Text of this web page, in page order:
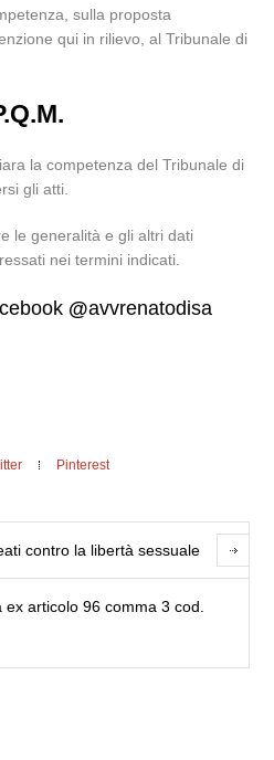
sulla proposta
qui in rilievo, al Tribunale di
la competenza del Tribunale di
gli atti.
le generalità e gli altri dati
nei termini indicati.
@avvrenatodisa
Pinterest
contro la libertà sessuale
articolo 96 comma 3 cod.